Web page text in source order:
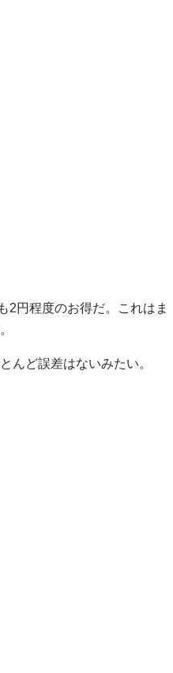
2円程度のお得だ。これはま
んど誤差はないみたい。